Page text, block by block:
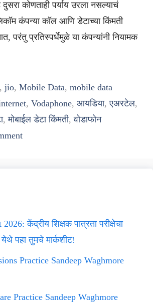
कोणताही पर्याय उरला नसल्याचं
कंपन्या कॉल आणि डेटाच्या किंमती
परंतु प्रतिस्पर्धेमुळे या कंपन्यांनी नियामक
jio, Mobile Data, mobile data
, Vodaphone, आयडिया,एअरटेल,
,मोबाईल डेटा किंमती,वोडाफोन
केंद्रीय शिक्षक पात्रता परीक्षेचा
पहा तुमचे मार्कशीट!
Practice Sandeep Waghmore
Practice Sandeep Waghmore